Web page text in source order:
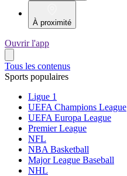
À proximité
Ouvrir l'app
Tous les contenus
Sports populaires
Ligue 1
UEFA Champions League
UEFA Europa League
Premier League
NFL
NBA Basketball
Major League Baseball
NHL